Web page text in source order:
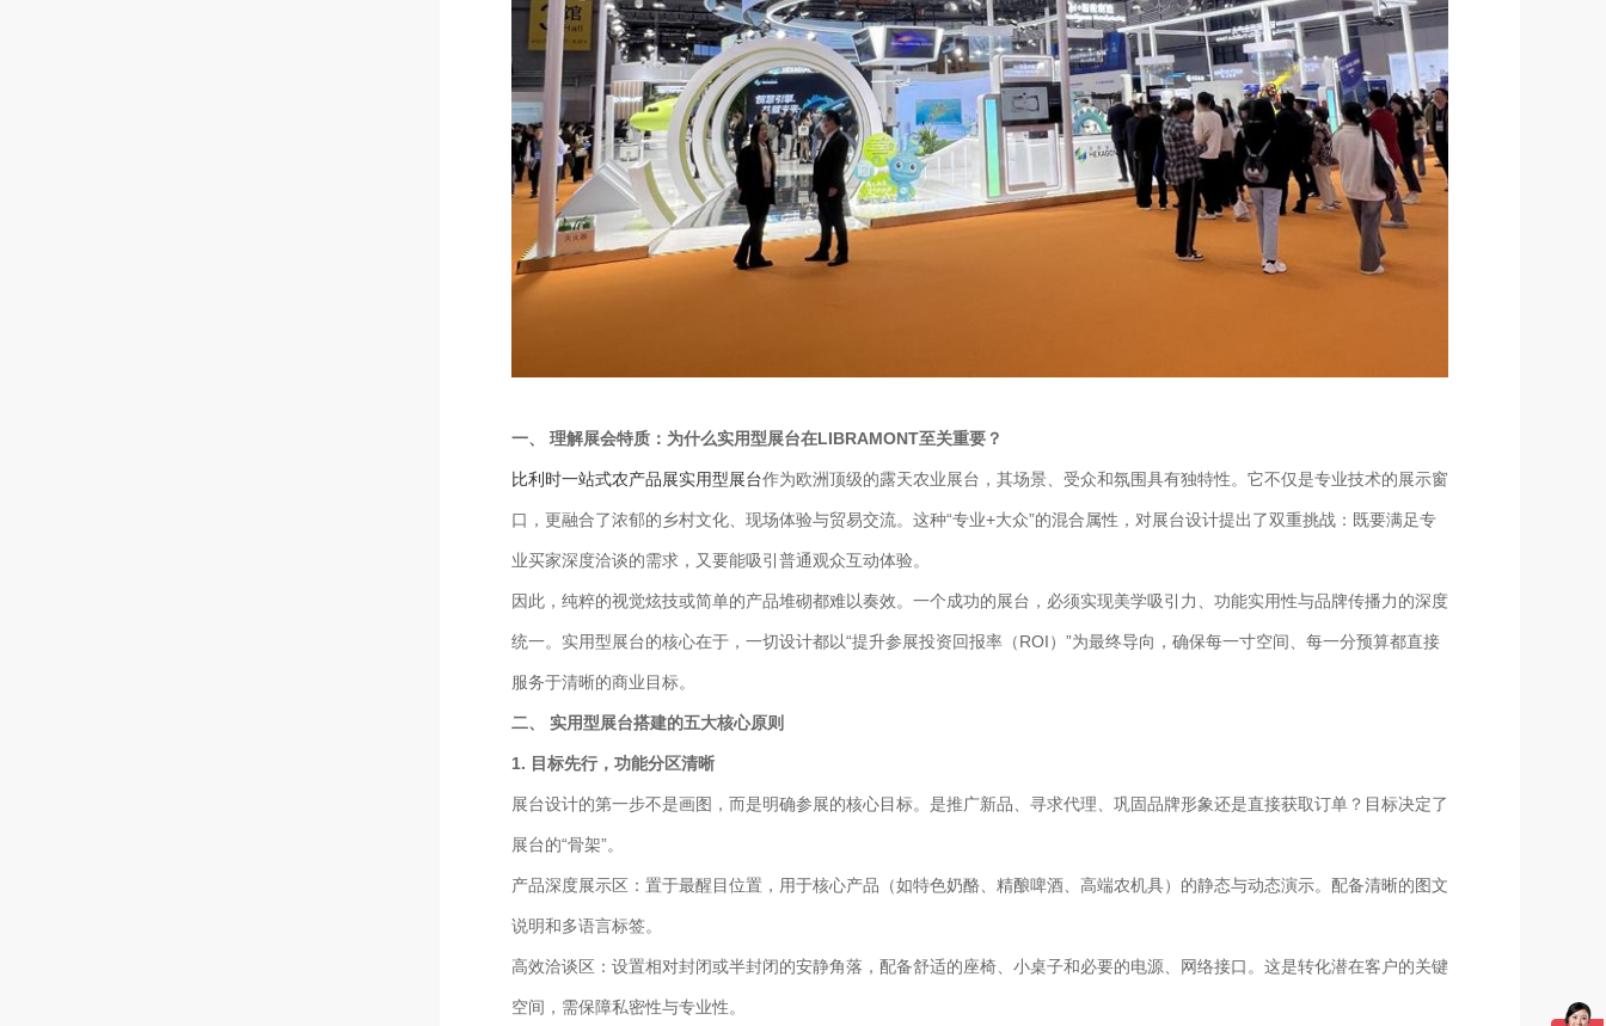
一、 理解展会特质：为什么实用型展台在LIBRAMONT至关重要？
比利时一站式农产品展实用型展台作为欧洲顶级的露天农业展台 ，其场景、受众和氛围具有独特性。它不仅是专业技术的展示窗
口，更融合了浓郁的乡村文化、现场体验与贸易交流。这种“专业+大众”的混合属性，对展台设计提出了双重挑战：既要满足专
业买家深度洽谈的需求，又要能吸引普通观众互动体验。
因此，纯粹的视觉炫技或简单的产品堆砌都难以奏效。一个成功的展台，必须实现美学吸引力、功能实用性与品牌传播力的深度
统一。实用型展台的核心在于，一切设计都以“提升参展投资回报率（ROI）”为最终导向，确保每一寸空间、每一分预算都直接
服务于清晰的商业目标。
二、 实用型展台搭建的五大核心原则
1. 目标先行，功能分区清晰
展台设计的第一步不是画图，而是明确参展的核心目标。是推广新品、寻求代理、巩固品牌形象还是直接获取订单？目标决定了
展台的“骨架”。
产品深度展示区：置于最醒目位置，用于核心产品（如特色奶酪、精酿啤酒、高端农机具）的静态与动态演示。配备清晰的图文
说明和多语言标签。
高效洽谈区：设置相对封闭或半封闭的安静角落，配备舒适的座椅、小桌子和必要的电源、网络接口。这是转化潜在客户的关键
空间，需保障私密性与专业性。